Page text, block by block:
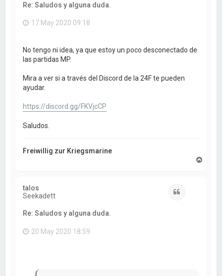
Re: Saludos y alguna duda.
17 May 2020 09:18
No tengo ni idea, ya que estoy un poco desconectado de
las partidas MP.
Mira a ver si a través del Discord de la 24F te pueden
ayudar.
https://discord.gg/FKVjcCP
Saludos.
Freiwillig zur Kriegsmarine
talos
Seekadett
Re: Saludos y alguna duda.
20 May 2020 18:59